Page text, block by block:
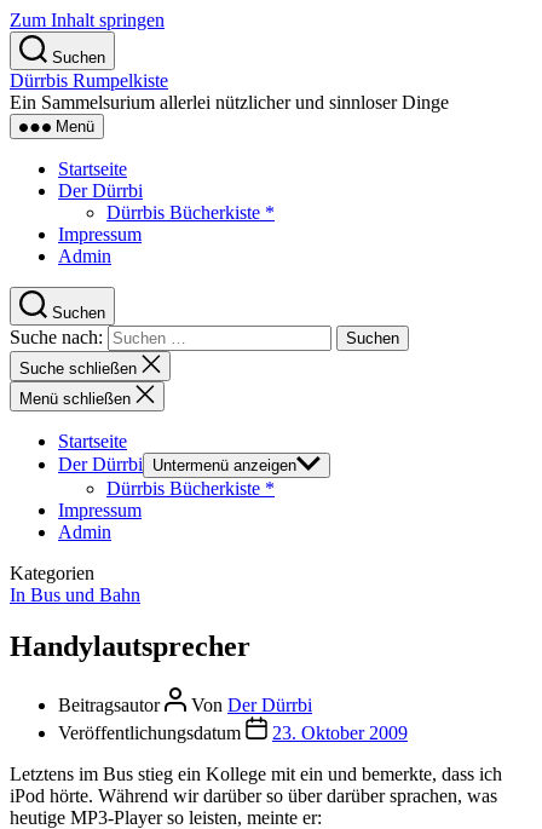
Zum Inhalt springen
Suchen
Dürrbis Rumpelkiste
Ein Sammelsurium allerlei nützlicher und sinnloser Dinge
Menü
Startseite
Der Dürrbi
Dürrbis Bücherkiste *
Impressum
Admin
Suchen
Suche nach:
Suche schließen
Menü schließen
Startseite
Der Dürrbi
Untermenü anzeigen
Dürrbis Bücherkiste *
Impressum
Admin
Kategorien
In Bus und Bahn
Handylautsprecher
Beitragsautor Von Der Dürrbi
Veröffentlichungsdatum
23. Oktober 2009
Letztens im Bus stieg ein Kollege mit ein und bemerkte, dass ich
iPod hörte. Während wir darüber so über darüber sprachen, was
heutige MP3-Player so leisten, meinte er: